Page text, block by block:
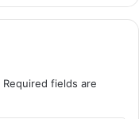
Required fields are